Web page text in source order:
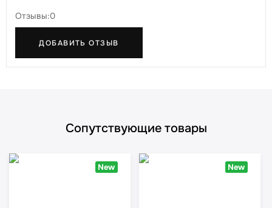
Отзывы:0
ДОБАВИТЬ ОТЗЫВ
Сопутствующие товары
New New